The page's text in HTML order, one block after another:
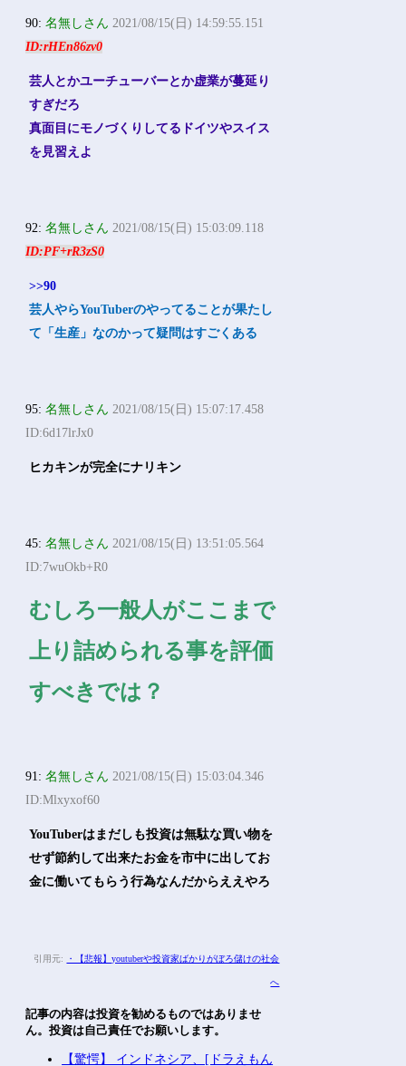
90:名無しさん 2021/08/15(日) 14:59:55.151
ID:rHEn86zv0
芸人とかユーチューバーとか虚業が蔓延り
すぎだろ
真面目にモノづくりしてるドイツやスイス
を見習えよ
92:名無しさん 2021/08/15(日) 15:03:09.118
ID:PF+rR3zS0
>>90
芸人やらYouTuberのやってることが果たし
て「生産」なのかって疑問はすごくある
95:名無しさん 2021/08/15(日) 15:07:17.458
ID:6d17lrJx0
ヒカキンが完全にナリキン
45:名無しさん 2021/08/15(日) 13:51:05.564
ID:7wuOkb+R0
むしろ一般人がここまで
上り詰められる事を評価
すべきでは？
91:名無しさん 2021/08/15(日) 15:03:04.346
ID:Mlxyxof60
YouTuberはまだしも投資は無駄な買い物を
せず節約して出来たお金を市中に出してお
金に働いてもらう行為なんだからええやろ
引用元: ・【悲報】youtuberや投資家ばかりがぼろ儲けの社会
へ
記事の内容は投資を勧めるものではありませ
ん。投資は自己責任でお願いします。
【驚愕】 インドネシア、[ドラえもん